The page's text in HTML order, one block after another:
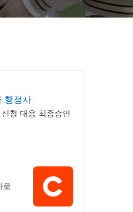
행정사
청 대응 최종승인
로